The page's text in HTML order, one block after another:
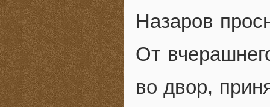
Назаров
От
во двор,